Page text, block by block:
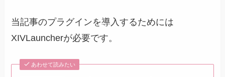
当記事のプラグインを導入するためには
XIVLauncherが必要です。
あわせて読みたい